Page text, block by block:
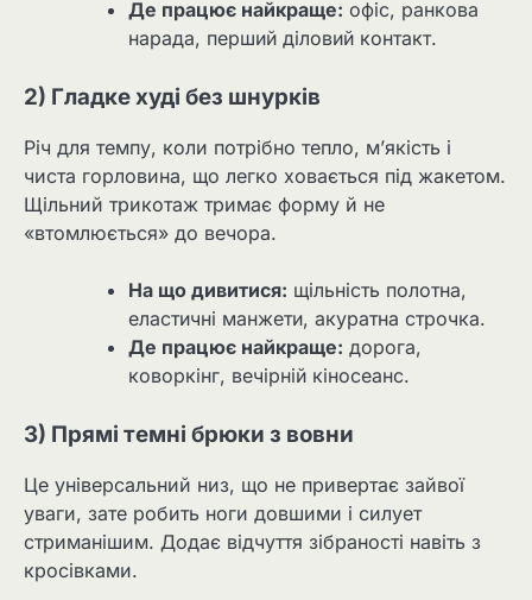
Де працює найкраще: офіс, ранкова
нарада, перший діловий контакт.
2) Гладке худі без шнурків
Річ для темпу, коли потрібно тепло, м’якість і
чиста горловина, що легко ховається під жакетом.
Щільний трикотаж тримає форму й не
«втомлюється» до вечора.
На що дивитися: щільність полотна,
еластичні манжети, акуратна строчка.
Де працює найкраще: дорога,
коворкінг, вечірній кіносеанс.
3) Прямі темні брюки з вовни
Це універсальний низ, що не привертає зайвої
уваги, зате робить ноги довшими і силует
стриманішим. Додає відчуття зібраності навіть з
кросівками.